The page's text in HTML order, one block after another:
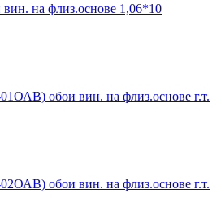
на флиз.основе 1,06*10
обои вин. на флиз.основе г.т.
обои вин. на флиз.основе г.т.